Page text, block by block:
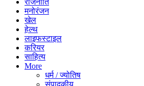
मनोरंजन
खेल
हेल्थ
लाइफस्टाइल
करियर
साहित्य
More
धर्म / ज्योतिष
संपादकीय